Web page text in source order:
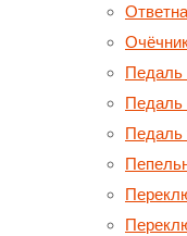
Педаль
Педаль
Педаль